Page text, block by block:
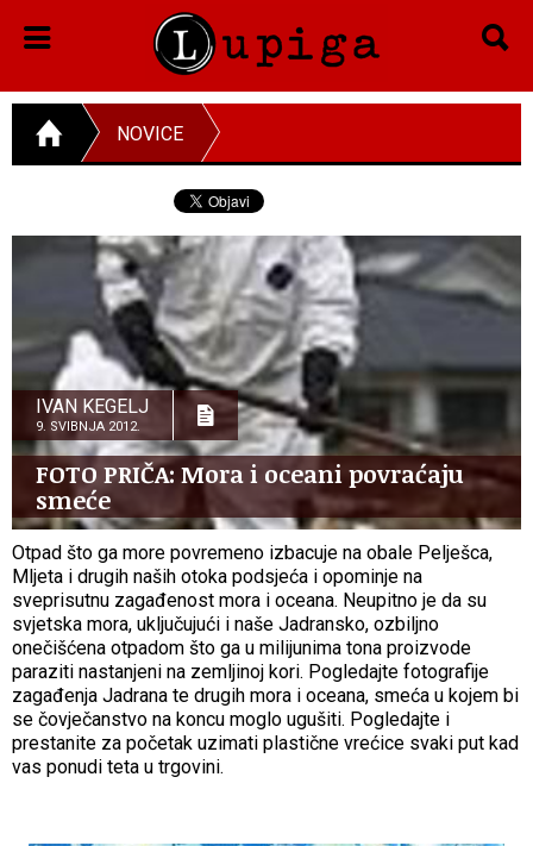
NOVICE
IVAN KEGELJ
9. SVIBNJA 2012.
FOTO PRIČA: Mora i oceani povraćaju
smeće
Otpad što ga more povremeno izbacuje na obale Pelješca,
Mljeta i drugih naših otoka podsjeća i opominje na
sveprisutnu zagađenost mora i oceana. Neupitno je da su
svjetska mora, uključujući i naše Jadransko, ozbiljno
onečišćena otpadom što ga u milijunima tona proizvode
paraziti nastanjeni na zemljinoj kori. Pogledajte fotografije
zagađenja Jadrana te drugih mora i oceana, smeća u kojem bi
se čovječanstvo na koncu moglo ugušiti. Pogledajte i
prestanite za početak uzimati plastične vrećice svaki put kad
vas ponudi teta u trgovini.